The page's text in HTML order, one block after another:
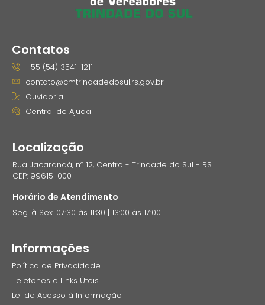
Contatos
+55 (54) 3541-1211
contato@cmtrindadedosul.rs.gov.br
Ouvidoria
Central de Ajuda
Localização
Rua Jacarandá, nº 12, Centro - Trindade do Sul - RS
CEP: 99615-000
Horário de Atendimento
Seg. à Sex. 07:30 às 11:30 | 13:00 às 17:00
Informações
Política de Privacidade
Telefones e Links Úteis
Lei de Acesso à Informação